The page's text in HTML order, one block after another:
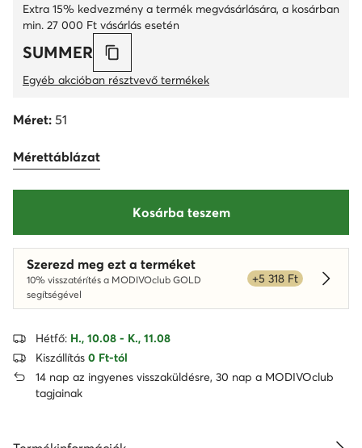
Extra 15% kedvezmény a termék megvásárlására, a kosárban
min. 27 000 Ft vásárlás esetén
SUMMER
Egyéb akcióban résztvevő termékek
Méret: 51
Mérettáblázat
Kosárba teszem
Szerezd meg ezt a terméket
10% visszatérítés a MODIVOclub GOLD
segítségével
+5 318 Ft
Hétfő: H., 10.08 - K., 11.08
Kiszállítás 0 Ft-tól
14 nap az ingyenes visszaküldésre, 30 nap a MODIVOclub
tagjainak